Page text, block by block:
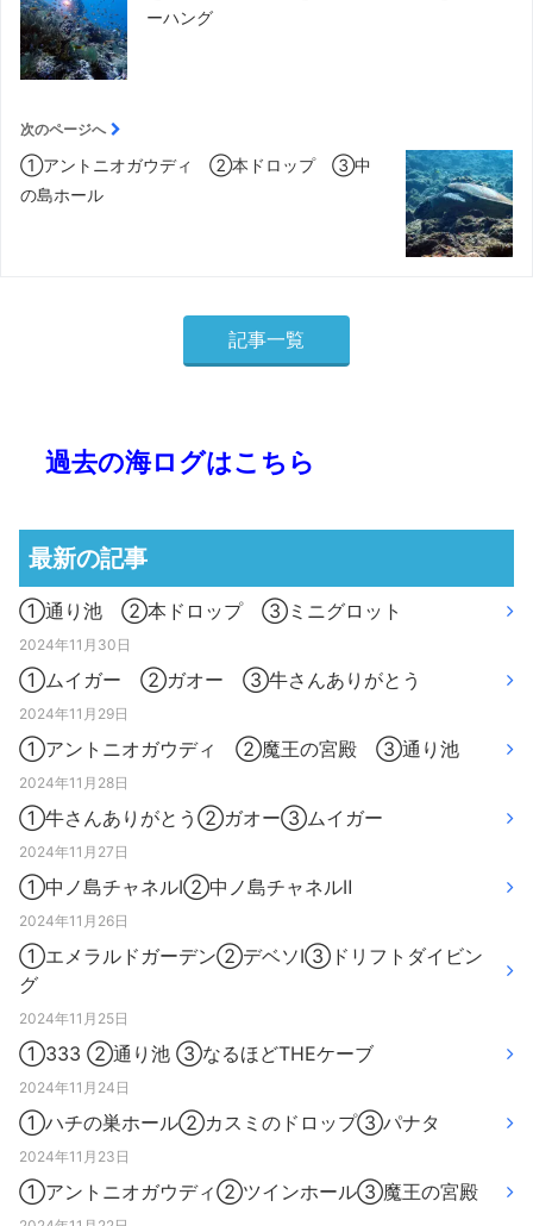
ーハング
次のページへ
①アントニオガウディ ②本ドロップ ③中
の島ホール
記事一覧
過去の海ログはこちら
最新の記事
①通り池 ②本ドロップ ③ミニグロット
2024年11月30日
①ムイガー ②ガオー ③牛さんありがとう
2024年11月29日
①アントニオガウディ ②魔王の宮殿 ③通り池
2024年11月28日
①牛さんありがとう②ガオー③ムイガー
2024年11月27日
①中ノ島チャネルⅠ②中ノ島チャネルⅡ
2024年11月26日
①エメラルドガーデン②デベソⅠ③ドリフトダイビン
グ
2024年11月25日
①333 ②通り池 ③なるほどTHEケーブ
2024年11月24日
①ハチの巣ホール②カスミのドロップ③パナタ
2024年11月23日
①アントニオガウディ②ツインホール③魔王の宮殿